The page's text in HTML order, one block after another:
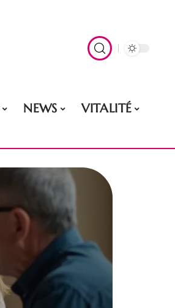
NEWS
VITALITÉ